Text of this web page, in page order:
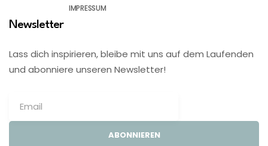
IMPRESSUM
Newsletter
Lass dich inspirieren, bleibe mit uns auf dem Laufenden
und abonniere unseren Newsletter!
ABONNIEREN